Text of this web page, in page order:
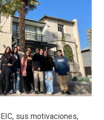
sus motivaciones,